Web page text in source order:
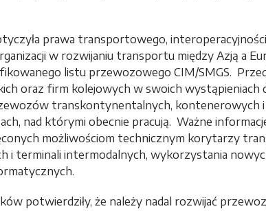
prawa transportowego,
w rozwijaniu transportu między Azją a
listu przewozowego CIM/SMGS.
oraz firm kolejowych w swoich wystąpieniach
transkontynentalnych, kontenerowych
nad którymi obecnie pracują. Ważne
możliwościom technicznym korytarzy
i terminali intermodalnych, wykorzystania
potwierdziły, że należy nadal rozwijać